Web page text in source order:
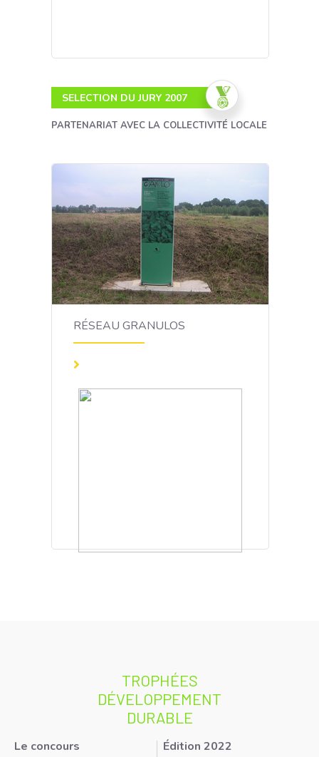
SELECTION DU JURY 2007
PARTENARIAT AVEC LA COLLECTIVITÉ LOCALE
Développer
l'empathie entre
producteurs de
granulats et grand
public
RÉSEAU GRANULOS
TROPHÉES
DÉVELOPPEMENT
DURABLE
Le concours Édition 2022